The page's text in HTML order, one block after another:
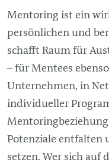
Mentoring ist ein
persönlichen und
schafft Raum für
– für Mentees
Unternehmen, in
individueller
Potenziale entfalten
setzen. Wer sich auf